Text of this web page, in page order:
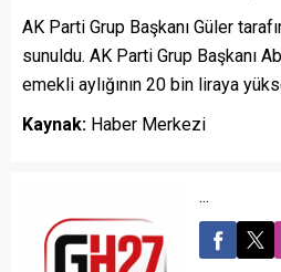
AK Parti Grup Başkanı Güler
sunuldu. AK Parti Grup Başkanı
emekli aylığının 20 bin liraya
Kaynak: Haber Merkezi
...